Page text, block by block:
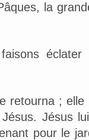
la
faisons
retourna ;
Jésus. Jésus
pour le